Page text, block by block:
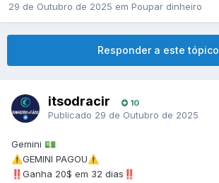
29 de Outubro de 2025 em Poupar dinheiro
Responder a este tópico
itsodracir 10
Publicado 29 de Outubro de 2025
Gemini 💵
⚠️GEMINI PAGOU⚠️
‼️ Ganha 20$ em 32 dias ‼️